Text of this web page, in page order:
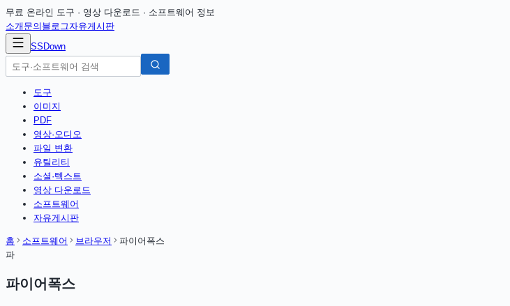
무료 온라인 도구 · 영상 다운로드 · 소프트웨어 정보
소개 문의 블로그자유게시판
SSDown
도구
이미지
PDF
영상·오디오
파일 변환
유틸리티
소셜·텍스트
영상 다운로드
소프트웨어
자유게시판
홈 소프트웨어 브라우저
파이어폭스
파
파이어폭스